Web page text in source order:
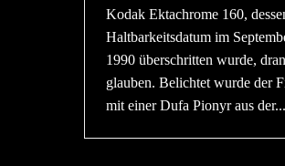
Kodak Ektachrome 160,
Haltbarkeitsdatum im
1990 überschritten wurde, dran
glauben. Belichtet wurde der
mit einer Dufa Pionyr aus der...